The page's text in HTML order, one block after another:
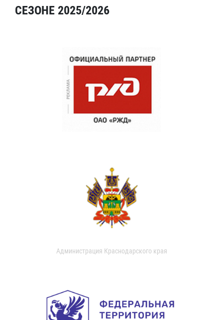
СЕЗОНЕ 2025/2026
Администрация Краснодарского края